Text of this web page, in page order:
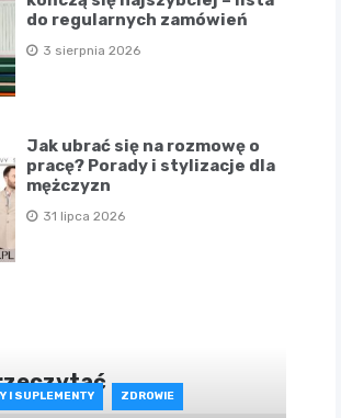
do regularnych zamówień
3 sierpnia 2026
Jak ubrać się na rozmowę o
pracę? Porady i stylizacje dla
mężczyzn
31 lipca 2026
I SUPLEMENTY ZDROWIE